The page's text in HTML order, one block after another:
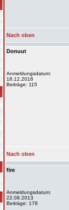
Nach oben
Donuut
Anmeldungsdatum:
18.12.2016
Beiträge: 115
Nach oben
fire
Anmeldungsdatum:
22.08.2013
Beiträge: 179